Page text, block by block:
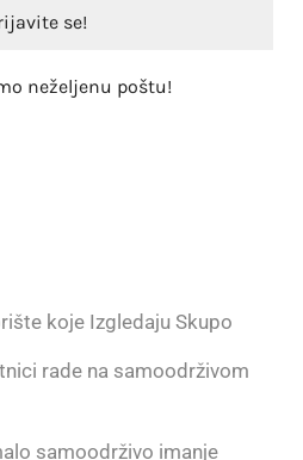
neželjenu poštu!
koje Izgledaju Skupo
rade na samoodrživom
samoodrživo imanje